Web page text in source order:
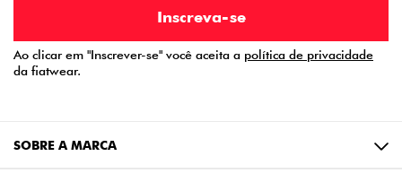
Ao clicar em "Inscrever-se" você aceita a política de privacidade
da fiatwear.
SOBRE A MARCA